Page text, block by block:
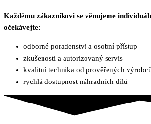
Každému zákazníkovi se věnujeme
očekávejte:
odborné poradenství a osobní přístup
zkušenosti a autorizovaný servis
kvalitní technika od prověřených výrobců
rychlá dostupnost náhradních dílů